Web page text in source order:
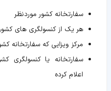
سفارتخانه کشور موردنظر
هر یک از کنسولگری های
مرکز ویزایی که
سفارتخانه یا کنسولگری
اعلام کرده